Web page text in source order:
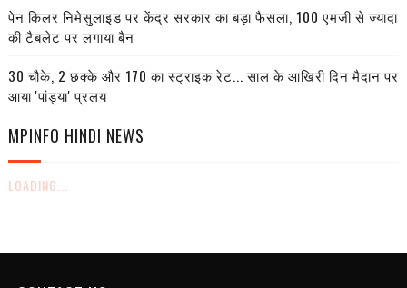
पेन किलर निमेसुलाइड पर केंद्र सरकार का बड़ा फैसला, 100 एमजी से ज्यादा
की टैबलेट पर लगाया बैन
30 चौके, 2 छक्के और 170 का स्ट्राइक रेट... साल के आखिरी दिन मैदान पर
आया 'पांड्या' प्रलय
MPINFO HINDI NEWS
LOADING...